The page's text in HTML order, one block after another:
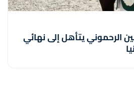
الرحموني يتأهل إلى نهائي